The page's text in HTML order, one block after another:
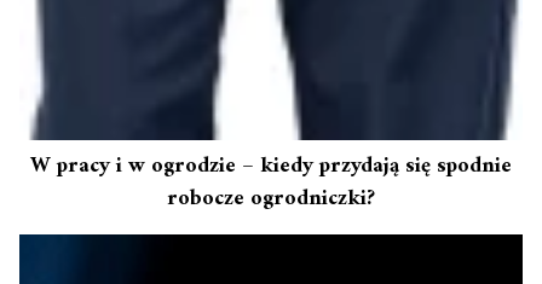
W pracy i w ogrodzie – kiedy przydają się spodnie
robocze ogrodniczki?